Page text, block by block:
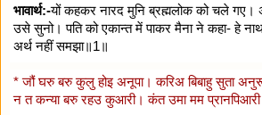
भावार्थ:-यों कहकर नारद मुनि ब्रह्मलोक को चले
उसे सुनो। पति को एकान्त में पाकर मैना ने कहा- हे
अर्थ नहीं समझा॥1॥
* जौं घरु बरु कुलु होइ अनूपा। करिअ बिबाहु सुता
न त कन्या बरु रहउ कुआरी। कंत उमा मम